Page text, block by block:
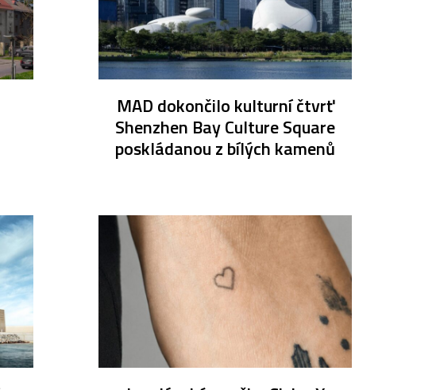
MAD dokončilo kulturní čtvrť
Shenzhen Bay Culture Square
poskládanou z bílých kamenů